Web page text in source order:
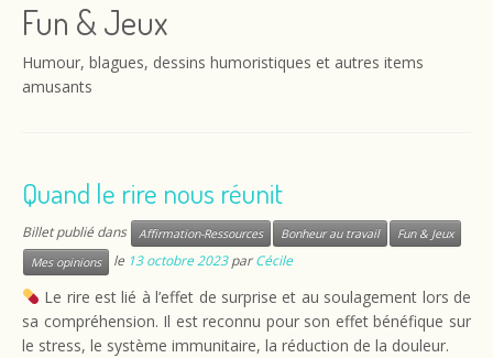
Fun & Jeux
Humour, blagues, dessins humoristiques et autres items
amusants
Quand le rire nous réunit
Billet publié dans Affirmation-Ressources Bonheur au travail
Fun & Jeux
Mes opinions
le 13 octobre 2023 parCécile
Le rire est lié à l’effet de surprise et au soulagement lors de
sa compréhension. Il est reconnu pour son effet bénéfique sur
le stress, le système immunitaire, la réduction de la douleur.